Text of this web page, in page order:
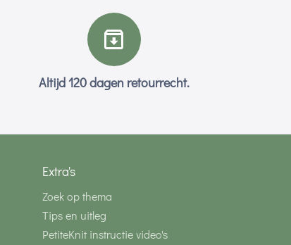
Altijd 120 dagen retourrecht.
Extra's
Zoek op thema
Tips en uitleg
PetiteKnit instructie video's